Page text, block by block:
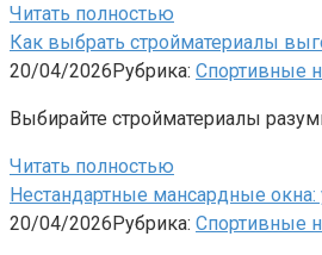
Читать полностью
Как выбрать стройматериалы
20/04/2026Рубрика: Спортивные
Выбирайте стройматериалы
Читать полностью
Нестандартные мансардные
20/04/2026Рубрика: Спортивные